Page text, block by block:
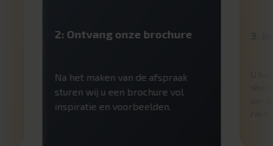
2: Ontvang onze brochure
Na het maken van de afspraak
sturen wij u een brochure vol
inspiratie en voorbeelden.